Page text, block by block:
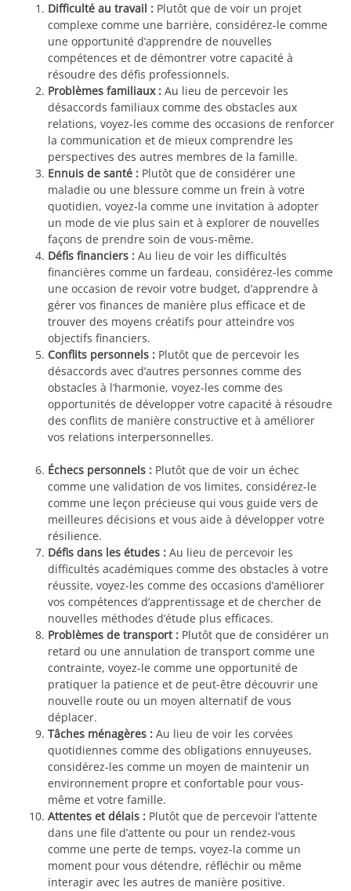
Difficulté au travail : Plutôt que de voir un projet
complexe comme une barrière, considérez-le comme
une opportunité d’apprendre de nouvelles
compétences et de démontrer votre capacité à
résoudre des défis professionnels.
Problèmes familiaux : Au lieu de percevoir les
désaccords familiaux comme des obstacles aux
relations, voyez-les comme des occasions de renforcer
la communication et de mieux comprendre les
perspectives des autres membres de la famille.
Ennuis de santé : Plutôt que de considérer une
maladie ou une blessure comme un frein à votre
quotidien, voyez-la comme une invitation à adopter
un mode de vie plus sain et à explorer de nouvelles
façons de prendre soin de vous-même.
Défis financiers : Au lieu de voir les difficultés
financières comme un fardeau, considérez-les comme
une occasion de revoir votre budget, d’apprendre à
gérer vos finances de manière plus efficace et de
trouver des moyens créatifs pour atteindre vos
objectifs financiers.
Conflits personnels : Plutôt que de percevoir les
désaccords avec d’autres personnes comme des
obstacles à l’harmonie, voyez-les comme des
opportunités de développer votre capacité à résoudre
des conflits de manière constructive et à améliorer
vos relations interpersonnelles.
Échecs personnels : Plutôt que de voir un échec
comme une validation de vos limites, considérez-le
comme une leçon précieuse qui vous guide vers de
meilleures décisions et vous aide à développer votre
résilience.
Défis dans les études : Au lieu de percevoir les
difficultés académiques comme des obstacles à votre
réussite, voyez-les comme des occasions d’améliorer
vos compétences d’apprentissage et de chercher de
nouvelles méthodes d’étude plus efficaces.
Problèmes de transport : Plutôt que de considérer un
retard ou une annulation de transport comme une
contrainte, voyez-le comme une opportunité de
pratiquer la patience et de peut-être découvrir une
nouvelle route ou un moyen alternatif de vous
déplacer.
Tâches ménagères : Au lieu de voir les corvées
quotidiennes comme des obligations ennuyeuses,
considérez-les comme un moyen de maintenir un
environnement propre et confortable pour vous-
même et votre famille.
Attentes et délais : Plutôt que de percevoir l’attente
dans une file d’attente ou pour un rendez-vous
comme une perte de temps, voyez-la comme un
moment pour vous détendre, réfléchir ou même
interagir avec les autres de manière positive.